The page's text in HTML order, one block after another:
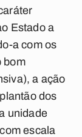
Estado a
a com os
bom
a ação
dos
unidade
escala